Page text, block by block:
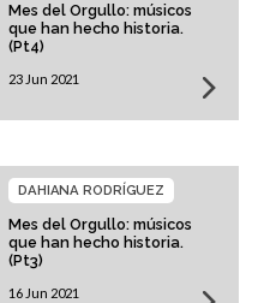
Mes del Orgullo: músicos
que han hecho historia.
(Pt4)
23 Jun 2021
Mes del Orgullo: músicos
que han hecho historia.
(Pt3)
DAHIANA RODRÍGUEZ
16 Jun 2021